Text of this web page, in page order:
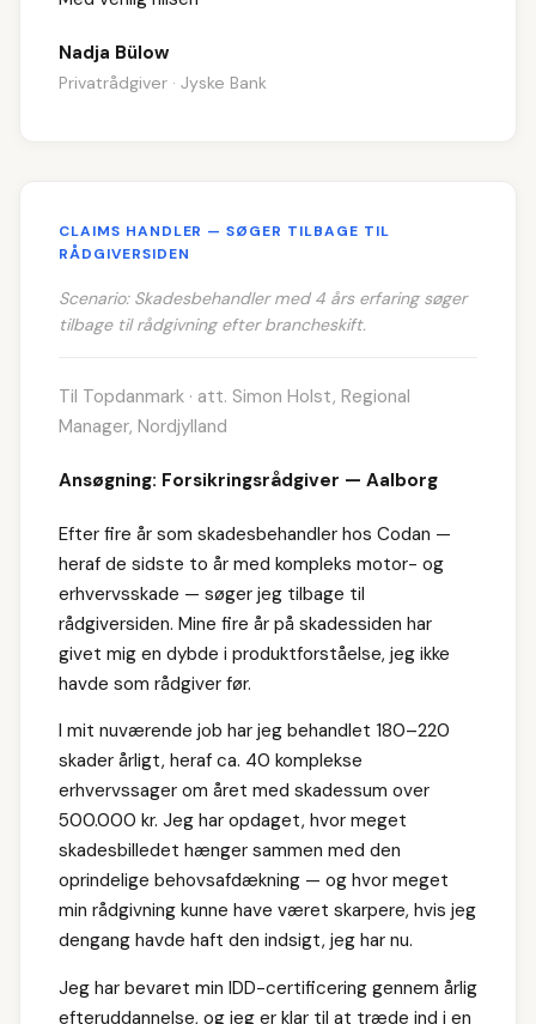
Nadja Bülow
Privatrådgiver · Jyske Bank
CLAIMS HANDLER — SØGER TILBAGE TIL
RÅDGIVERSIDEN
Scenario: Skadesbehandler med 4 års erfaring søger
tilbage til rådgivning efter brancheskift.
Til Topdanmark · att. Simon Holst, Regional
Manager, Nordjylland
Ansøgning: Forsikringsrådgiver — Aalborg
Efter fire år som skadesbehandler hos Codan —
heraf de sidste to år med kompleks motor- og
erhvervsskade — søger jeg tilbage til
rådgiversiden. Mine fire år på skadessiden har
givet mig en dybde i produktforståelse, jeg ikke
havde som rådgiver før.
I mit nuværende job har jeg behandlet 180–220
skader årligt, heraf ca. 40 komplekse
erhvervssager om året med skadessum over
500.000 kr. Jeg har opdaget, hvor meget
skadesbilledet hænger sammen med den
oprindelige behovsafdækning — og hvor meget
min rådgivning kunne have været skarpere, hvis jeg
dengang havde haft den indsigt, jeg har nu.
Jeg har bevaret min IDD-certificering gennem årlig
efteruddannelse, og jeg er klar til at træde ind i en